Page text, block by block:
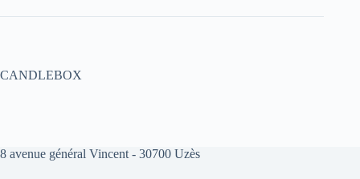
CANDLEBOX
8 avenue général Vincent - 30700 Uzès